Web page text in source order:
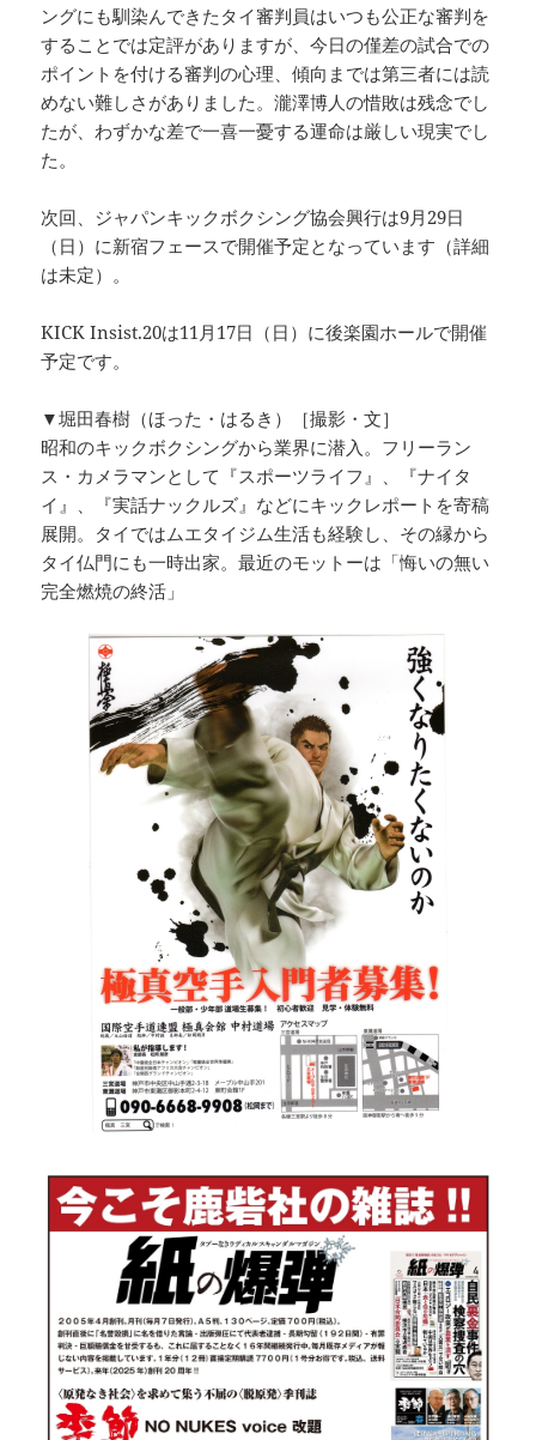
ングにも馴染んできたタイ審判員はいつも公正な審判を
することでは定評がありますが、今日の僅差の試合での
ポイントを付ける審判の心理、傾向までは第三者には読
めない難しさがありました。瀧澤博人の惜敗は残念でし
たが、わずかな差で一喜一憂する運命は厳しい現実でし
た。
次回、ジャパンキックボクシング協会興行は9月29日
（日）に新宿フェースで開催予定となっています（詳細
は未定）。
KICK Insist.20は11月17日（日）に後楽園ホールで開催
予定です。
▼堀田春樹（ほった・はるき）［撮影・文］
昭和のキックボクシングから業界に潜入。フリーラン
ス・カメラマンとして『スポーツライフ』、『ナイタ
イ』、『実話ナックルズ』などにキックレポートを寄稿
展開。タイではムエタイジム生活も経験し、その縁から
タイ仏門にも一時出家。最近のモットーは「悔いの無い
完全燃焼の終活」